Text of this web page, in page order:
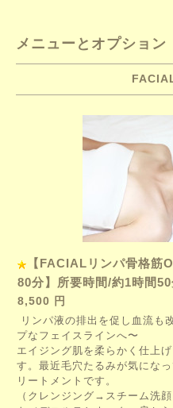
メニューとオプション
【FACIALリンパ骨格筋
80分】所要時間/約1時間50
8,500 円
リンパ液の排出を促し血流も
プなフェイスラインへ〜
エイジング肌を柔らかく仕上
す 。最近毛穴たるみが気にな
リートメントです。
（ クレンジング→スチーム洗